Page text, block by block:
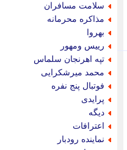
سلامت مسافران
مذاکره محرمانه
بهروا
رییس ومهور
تپه اهرنجان سلماس
محمد میرشکرایی
فوتبال پنج نفره
پرایدی
دیگه
اعترافات
نماینده رودبار